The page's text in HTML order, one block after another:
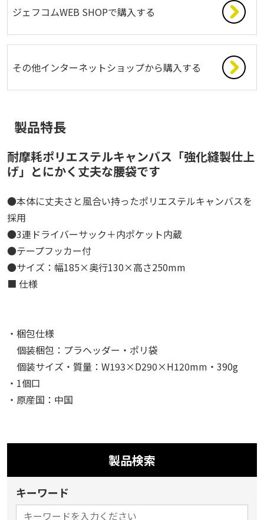
ジェフコムWEB SHOPで購入する
その他インターネットショップから購入する
製品特長
耐摩耗ポリエステルキャンバス「強化縫製仕上
げ」とにかく丈夫な腰袋です
●本体に丈夫さと風合い持ったポリエステルキャンバスを
採用
●3連ドライバーサック＋内ポケット内蔵
●テープフッカー付
●サイズ：幅185×奥行130×高さ250mm
■ 仕様
・梱包仕様
個装梱包：プラヘッダー・ポリ袋
個装サイズ・質量：W193×D290×H120mm・390g
・1個口
・原産国：中国
製品検索
キーワード